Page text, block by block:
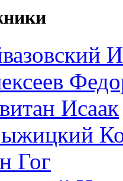
Исаак
Гог